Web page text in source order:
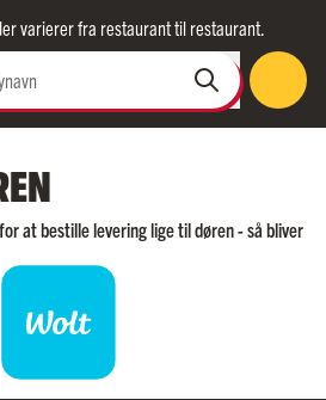
varierer fra restaurant til restaurant.
at bestille levering lige til døren - så bliver